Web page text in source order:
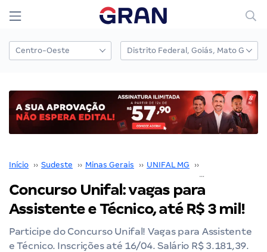
Início ›› Sudeste ›› Minas Gerais ›› UNIFAL MG ››
Concurso Unifal: vagas para
Assistente e Técnico, até R$ 3 mil!
Participe do Concurso Unifal! Vagas para Assistente
e Técnico. Inscrições até 16/04. Salário R$ 3.181,39.